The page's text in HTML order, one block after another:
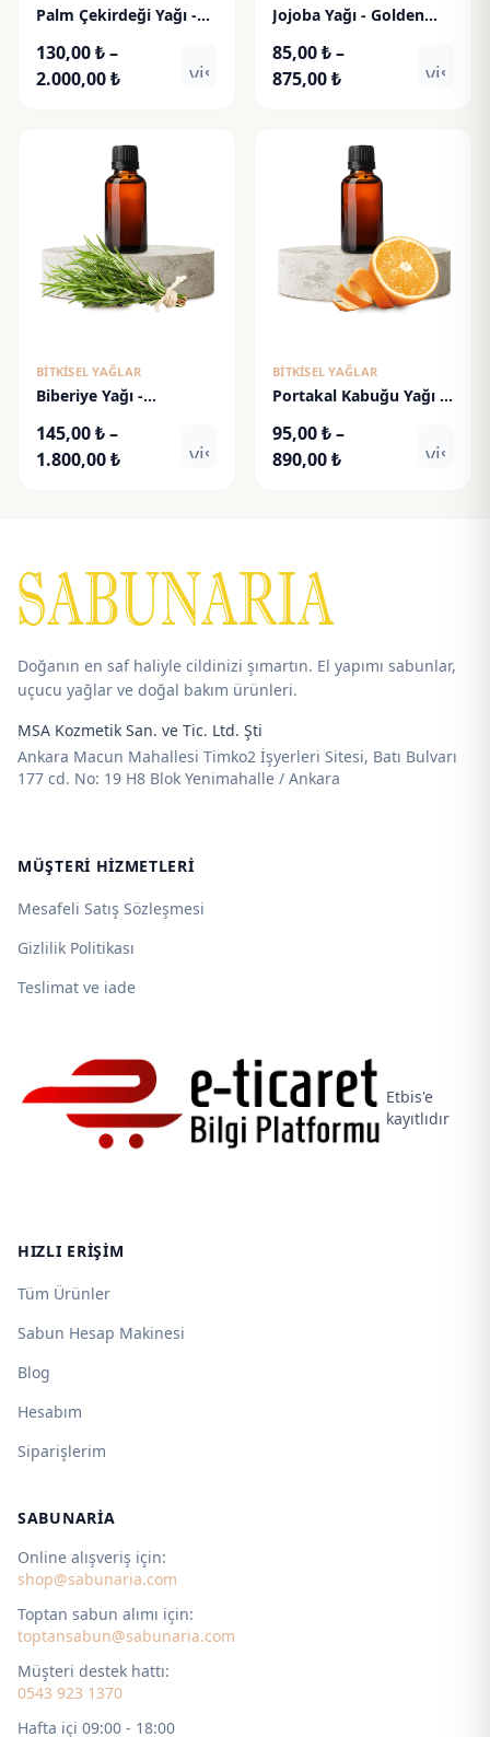
Palm Çekirdeği Yağı -
130,00₺–
2.000,00₺Fiyat
-
2.000,00 ₺
visibility
Jojoba Yağı - Golden
85,00₺–
875,00₺Fiyat
875,00 ₺
BITKISEL YAĞLAR
Biberiye Yağı -
145,00₺–
1.800,00₺Fiyat
visibility
BITKISEL YAĞLAR
Portakal Kabuğu Yağı -
95,00₺–
890,00₺Fiyat
Doğanın en saf haliyle cildinizi şımartın. El yapımı sabunlar,
uçucu yağlar ve doğal bakım ürünleri.
MSA Kozmetik San. ve Tic. Ltd. Şti
Ankara Macun Mahallesi Timko2 İşyerleri Sitesi, Batı Bulvarı
177 cd. No: 19 H8 Blok Yenimahalle / Ankara
MÜŞTERI HIZMETLERI
Mesafeli Satış Sözleşmesi
Gizlilik Politikası
Teslimat ve iade
Etbis'e
kayıtlıdır
HIZLI ERIŞIM
Tüm Ürünler
Sabun Hesap Makinesi
Blog
Hesabım
Siparişlerim
SABUNARIA
Online alışveriş için:
shop@sabunaria.com
Toptan sabun alımı için:
toptansabun@sabunaria.com
Müşteri destek hattı:
0543 923 1370
Hafta içi 09:00 - 18:00